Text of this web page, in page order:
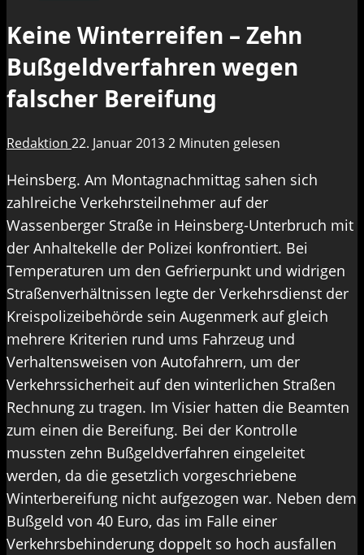
Keine Winterreifen – Zehn
Bußgeldverfahren wegen
falscher Bereifung
Redaktion 22. Januar 20132 Minuten gelesen
Heinsberg. Am Montagnachmittag sahen sich
zahlreiche Verkehrsteilnehmer auf der
Wassenberger Straße in Heinsberg-Unterbruch mit
der Anhaltekelle der Polizei konfrontiert. Bei
Temperaturen um den Gefrierpunkt und widrigen
Straßenverhältnissen legte der Verkehrsdienst der
Kreispolizeibehörde sein Augenmerk auf gleich
mehrere Kriterien rund ums Fahrzeug und
Verhaltensweisen von Autofahrern, um der
Verkehrssicherheit auf den winterlichen Straßen
Rechnung zu tragen. Im Visier hatten die Beamten
zum einen die Bereifung. Bei der Kontrolle
mussten zehn Bußgeldverfahren eingeleitet
werden, da die gesetzlich vorgeschriebene
Winterbereifung nicht aufgezogen war. Neben dem
Bußgeld von 40 Euro, das im Falle einer
Verkehrsbehinderung doppelt so hoch ausfallen